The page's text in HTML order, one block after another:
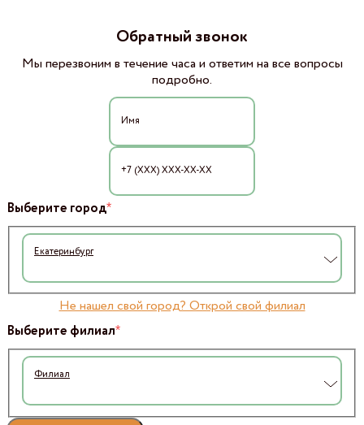
Обратный звонок
Мы перезвоним в течение часа и ответим на все вопросы
подробно.
Выберите город*
Екатеринбург
Не нашел свой город? Открой свой филиал
Выберите филиал*
Филиал